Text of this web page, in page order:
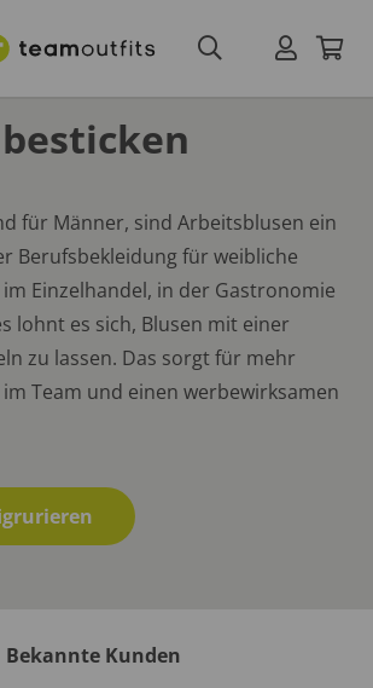
für Männer, sind Arbeitsblusen ein
Berufsbekleidung für weibliche
Einzelhandel, in der Gastronomie
lohnt es sich, Blusen mit einer
zu lassen. Das sorgt für mehr
Team und einen werbewirksamen
Bekannte Kunden